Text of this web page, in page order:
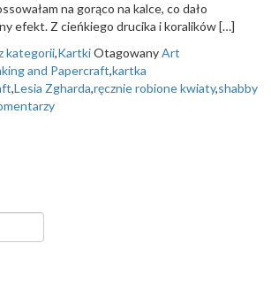
na gorąco na kalce, co dało
efekt. Z cieńkiego drucika i koralików […]
kategorii,KartkiOtagowanyArt
and Papercraft,kartka
,Lesia Zgharda,ręcznie robione kwiaty,shabby